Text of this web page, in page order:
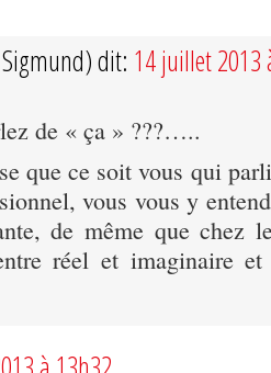
dit: 14 juillet 2013
de « ça » ???…..
que ce soit vous qui
vous vous y
de même que chez
réel et imaginaire